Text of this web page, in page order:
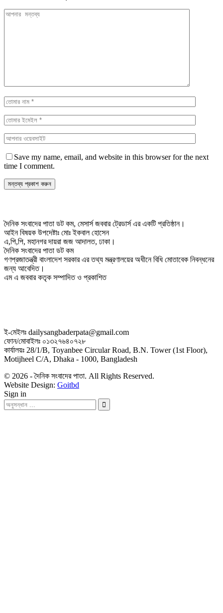
Save my name, email, and website in this browser for the next
time I comment.
দৈনিক সংবাদের পাতা ডট কম, মেসার্স জববার ট্রেডার্স এর একটি প্রতিষ্ঠান।
আইন বিষয়ক উপদেষ্টাঃ মোঃ ইকবাল হোসেন
এ,পি,পি, মহানগর দায়রা জজ আদালত, ঢাকা।
দৈনিক সংবাদের পাতা ডট কম
গণপ্রজাতন্ত্রী বাংলাদেশ সরকার এর তথ্য মন্ত্রণালয়ের অধীনে বিধি মোতাবেক নিবন্ধনের
জন্য আবেদিত।
এম এ জববার কতৃক সম্পাদিত ও প্রকাশিত
ই-মেইলঃ dailysangbaderpata@gmail.com
ফোন/মোবাইলঃ ০১৩২৭৬৪০৭২৮
কার্যালয়ঃ 28/1/B, Toyanbee Circular Road, B.N. Tower (1st Floor),
Motijheel C/A, Dhaka - 1000, Bangladesh
© 2026 - দৈনিক সংবাদের পাতা. All Rights Reserved.
Website Design: Goitbd
Sign in